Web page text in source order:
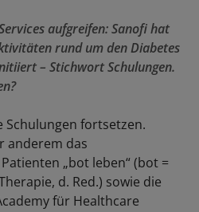
aufgreifen: Sanofi hat
rund um den Diabetes
– Stichwort Schulungen.
Schulungen fortsetzen.
anderem das
„bot leben“ (bot =
d. Red.) sowie die
für Healthcare